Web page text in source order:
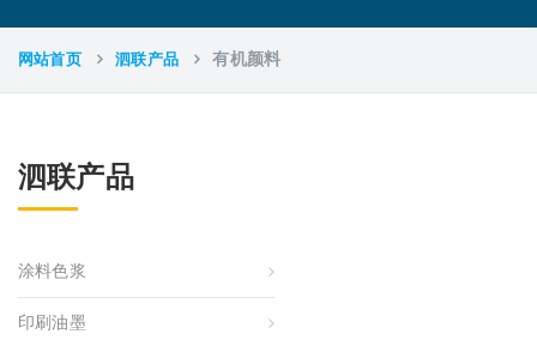
网站首页 泗联产品 有机颜料
泗联产品
涂料色浆
印刷油墨